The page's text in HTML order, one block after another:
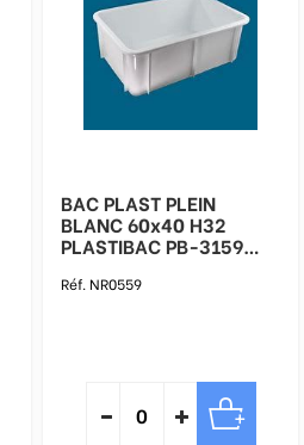
BAC PLAST PLEIN
BLANC 60x40 H32
PLASTIBAC PB-3159
Réf. NR0559